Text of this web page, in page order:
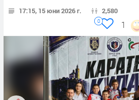
17:15, 15 юни 2026 г. 2,580
1
0